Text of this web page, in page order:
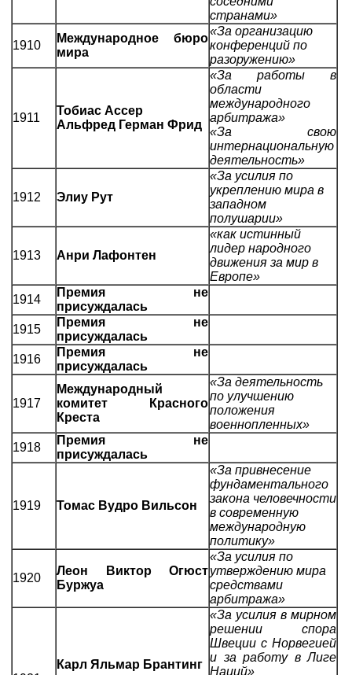
странами»
1910
Международное бюро
мира
«За организацию
конференций по
разоружению»
1911
Тобиас Ассер
Альфред Герман Фрид
«За работы в
области
международного
арбитража»
«За свою
интернациональную
деятельность»
1912 Элиу Рут
«За усилия по
укреплению мира в
западном
полушарии»
1913 Анри Лафонтен
«как истинный
лидер народного
движения за мир в
Европе»
1914
Премия не
присуждалась
1915
Премия не
присуждалась
1916
Премия не
присуждалась
1917
Международный
комитет Красного
Креста
«За деятельность
по улучшению
положения
военнопленных»
1918
Премия не
присуждалась
1919 Томас Вудро Вильсон
«За привнесение
фундаментального
закона человечности
в современную
международную
политику»
1920
Леон Виктор Огюст
Буржуа
«За усилия по
утверждению мира
средствами
арбитража»
Карл Яльмар Брантинг
«За усилия в мирном
решении спора
Швеции с Норвегией
и за работу в Лиге
Наций»